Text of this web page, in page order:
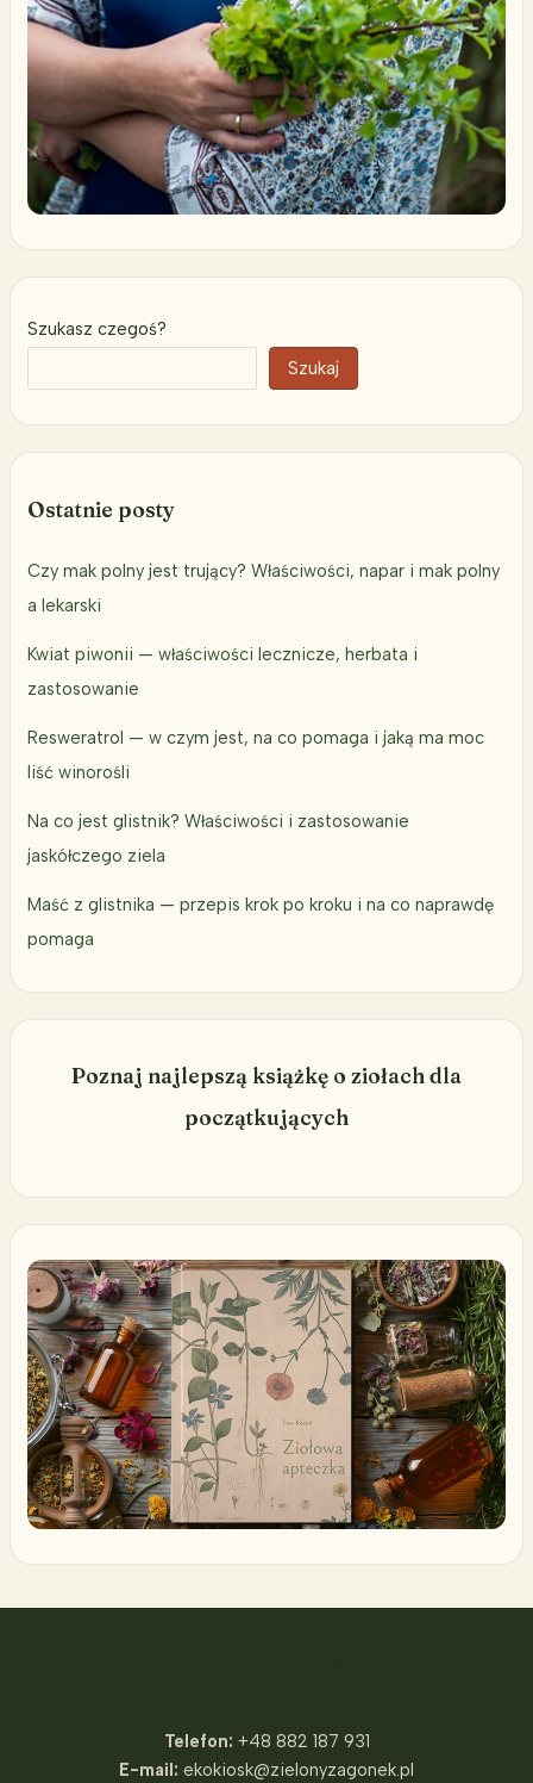
Szukasz czegoś?
Szukaj
Ostatnie posty
Czy mak polny jest trujący? Właściwości, napar i mak polny
a lekarski
Kwiat piwonii — właściwości lecznicze, herbata i
zastosowanie
Resweratrol — w czym jest, na co pomaga i jaką ma moc
liść winorośli
Na co jest glistnik? Właściwości i zastosowanie
jaskółczego ziela
Maść z glistnika — przepis krok po kroku i na co naprawdę
pomaga
Poznaj najlepszą książkę o ziołach dla
początkujących
Telefon: +48 882 187 931
E-mail: ekokiosk@zielonyzagonek.pl